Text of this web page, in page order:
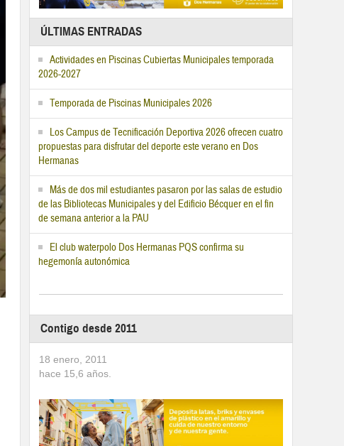
ÚLTIMAS ENTRADAS
Actividades en Piscinas Cubiertas Municipales temporada
2026-2027
Temporada de Piscinas Municipales 2026
Los Campus de Tecnificación Deportiva 2026 ofrecen cuatro
propuestas para disfrutar del deporte este verano en Dos
Hermanas
Más de dos mil estudiantes pasaron por las salas de estudio
de las Bibliotecas Municipales y del Edificio Bécquer en el fin
de semana anterior a la PAU
El club waterpolo Dos Hermanas PQS confirma su
hegemonía autonómica
Contigo desde 2011
18 enero, 2011
hace 15,6 años.